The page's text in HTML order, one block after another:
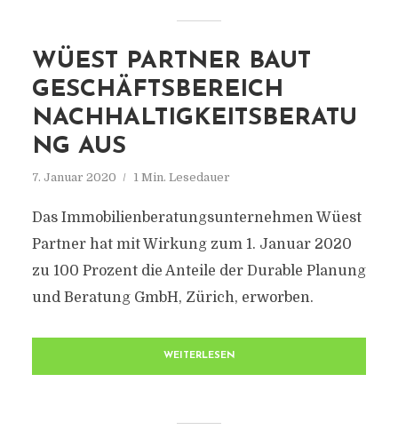
WÜEST PARTNER BAUT
GESCHÄFTSBEREICH
NACHHALTIGKEITSBERATU
NG AUS
7. Januar 2020 1 Min. Lesedauer
Das Immobilienberatungsunternehmen Wüest
Partner hat mit Wirkung zum 1. Januar 2020
zu 100 Prozent die Anteile der Durable Planung
und Beratung GmbH, Zürich, erworben.
WEITERLESEN